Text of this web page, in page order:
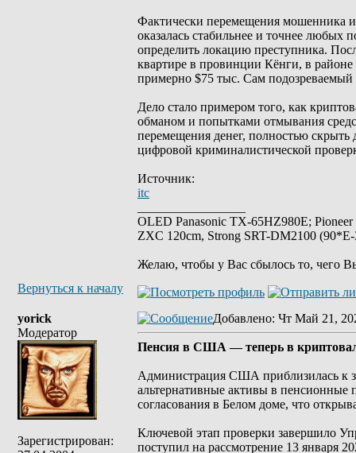
Фактически перемещения мошенника и
оказалась стабильнее и точнее
определить локацию преступника.
квартире в провинции Кёнги, в
примерно $75 тыс. Сам подозреваемый
Дело стало примером того, как
обманом и попытками отмывания
перемещения денег, полностью скрыть
цифровой криминалистической
Источник:
itc
OLED Panasonic TX-65HZ980E;
ZXC 120cm, Strong SRT-DM2100
Желаю, чтобы у Вас сбылось то, чего
Вернуться к началу
yorick
Модератор
Зарегистрирован:
Добавлено: Чт Май 21,
Пенсия в США — теперь в
Администрация США приблизилась к
альтернативные активы в
согласования в Белом доме, что
Ключевой этап проверки завершило
поступил на рассмотрение 13 января